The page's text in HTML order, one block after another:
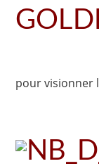
pour visionner